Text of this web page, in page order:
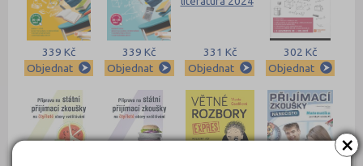
×
339 Kč
Objednat
339 Kč
Objednat
331 Kč
Objednat
302 Kč
Objednat